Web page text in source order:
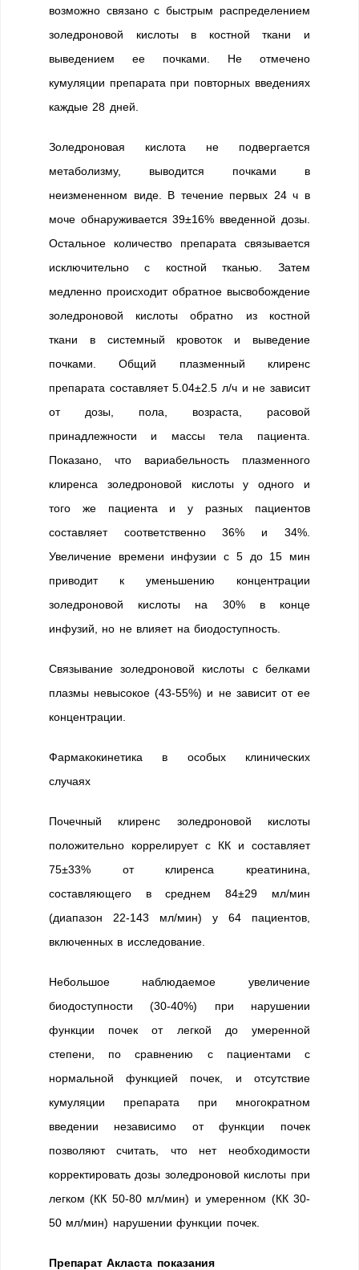
возможно связано с быстрым распределением
золедроновой кислоты в костной ткани и
выведением ее почками. Не отмечено
кумуляции препарата при повторных введениях
каждые 28 дней.
Золедроновая кислота не подвергается
метаболизму, выводится почками в
неизмененном виде. В течение первых 24 ч в
моче обнаруживается 39±16% введенной дозы.
Остальное количество препарата связывается
исключительно с костной тканью. Затем
медленно происходит обратное высвобождение
золедроновой кислоты обратно из костной
ткани в системный кровоток и выведение
почками. Общий плазменный клиренс
препарата составляет 5.04±2.5 л/ч и не зависит
от дозы, пола, возраста, расовой
принадлежности и массы тела пациента.
Показано, что вариабельность плазменного
клиренса золедроновой кислоты у одного и
того же пациента и у разных пациентов
составляет соответственно 36% и 34%.
Увеличение времени инфузии с 5 до 15 мин
приводит к уменьшению концентрации
золедроновой кислоты на 30% в конце
инфузий, но не влияет на биодоступность.
Связывание золедроновой кислоты с белками
плазмы невысокое (43-55%) и не зависит от ее
концентрации.
Фармакокинетика в особых клинических
случаях
Почечный клиренс золедроновой кислоты
положительно коррелирует с КК и составляет
75±33% от клиренса креатинина,
составляющего в среднем 84±29 мл/мин
(диапазон 22-143 мл/мин) у 64 пациентов,
включенных в исследование.
Небольшое наблюдаемое увеличение
биодоступности (30-40%) при нарушении
функции почек от легкой до умеренной
степени, по сравнению с пациентами с
нормальной функцией почек, и отсутствие
кумуляции препарата при многократном
введении независимо от функции почек
позволяют считать, что нет необходимости
корректировать дозы золедроновой кислоты при
легком (КК 50-80 мл/мин) и умеренном (КК 30-
50 мл/мин) нарушении функции почек.
Препарат Акласта показания